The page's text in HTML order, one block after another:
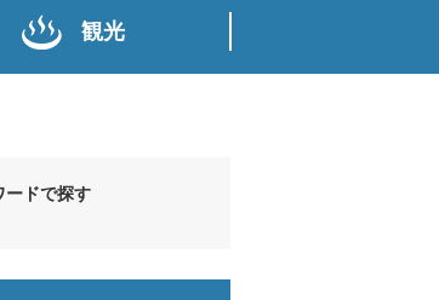
観光
ードで探す